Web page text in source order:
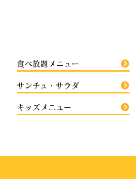
食べ放題メニュー
サンチュ・サラダ
キッズメニュー